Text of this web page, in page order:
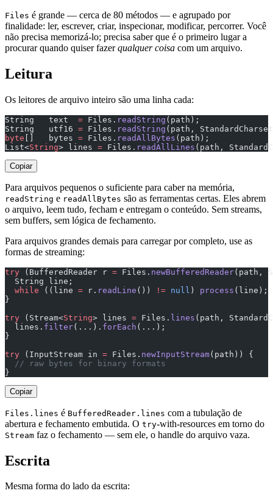
Files é grande — cerca de 80 métodos — e agrupado por
finalidade: ler, escrever, criar, inspecionar, modificar, percorrer. Você
não precisa memorizá-lo; precisa saber que é o primeiro lugar a
procurar quando quiser fazerqualquer coisa com um arquivo.
Leitura
Os leitores de arquivo inteiro são uma linha cada:
String   text = Files. readString
String   utf16 = Files. readString (path,
byte []   bytes = Files. readAllBytes (path);
List<String> lines = Files. readAllLines (path,
Copiar
Para arquivos pequenos o suficiente para caber na memória,
readString e readAllBytes são as ferramentas certas. Eles abrem
o arquivo, leem tudo, fecham e entregam o conteúdo. Sem streams,
sem buffers, sem lógica de fechamento.
Para arquivos grandes demais para carregar por completo, use as
formas de streaming:
try (BufferedReader r = Files. newBufferedReader(path,
  String line;
  while
((line = r. readLine ()) != null ) process (line);
}
try (Stream<String> lines = Files. lines (path,
  lines.
filter(...). forEach
}
try (InputStream in = Files. newInputStream(path)) {
  // raw bytes for binary formats
}
Copiar
Files.lines é BufferedReader.lines com a tubulação de
abertura e fechamento embutida. O try-with-resources em torno do
Stream faz o fechamento — sem ele, o handle do arquivo vaza.
Escrita
Mesma forma do lado da escrita: